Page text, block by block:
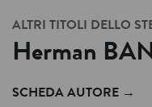
ALTRI TITOLI DELLO
Herman
SCHEDA AUTORE →